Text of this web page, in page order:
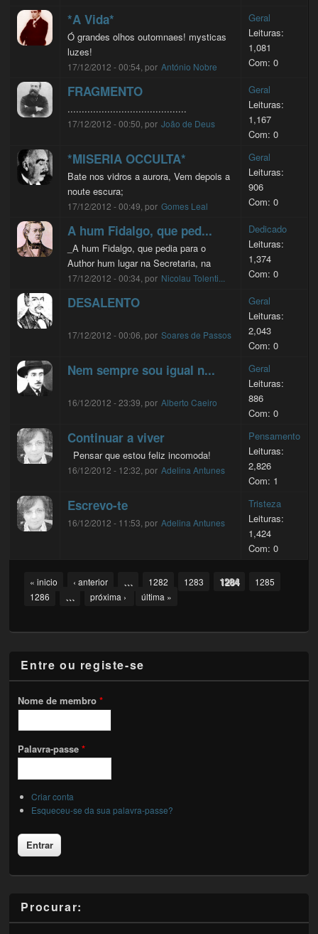
*A Vida*
Ó grandes olhos outomnaes! mysticas
luzes!
17/12/2012 - 00:54, por António Nobre
Geral
Leituras:
1,081
Com: 0
FRAGMENTO
..........................................
17/12/2012 - 00:50, por João de Deus
Geral
Leituras:
1,167
Com: 0
*MISERIA OCCULTA*
Bate nos vidros a aurora, Vem depois a
noute escura;
17/12/2012 - 00:49, por Gomes Leal
Geral
Leituras:
906
Com: 0
A hum Fidalgo, que ped...
_A hum Fidalgo, que pedia para o
Author hum lugar na Secretaria, na
17/12/2012 - 00:34, por Nicolau Tolenti...
Dedicado
Leituras:
1,374
Com: 0
DESALENTO
17/12/2012 - 00:06, por Soares de Passos
Geral
Leituras:
2,043
Com: 0
Nem sempre sou igual n...
16/12/2012 - 23:39, por Alberto Caeiro
Geral
Leituras:
886
Com: 0
Continuar a viver
Pensar que estou feliz incomoda!
16/12/2012 - 12:32, por Adelina Antunes
Pensamento
Leituras:
2,826
Com: 1
Escrevo-te
16/12/2012 - 11:53, por Adelina Antunes
Tristeza
Leituras:
1,424
Com: 0
Pages« inicio ‹ anterior … 1282 1283 1284
1285
1286
… próxima › última »
Entre ou registe-se
Nome de membro*
Palavra-passe*
Criar conta
Esqueceu-se da sua palavra-passe?
Procurar: